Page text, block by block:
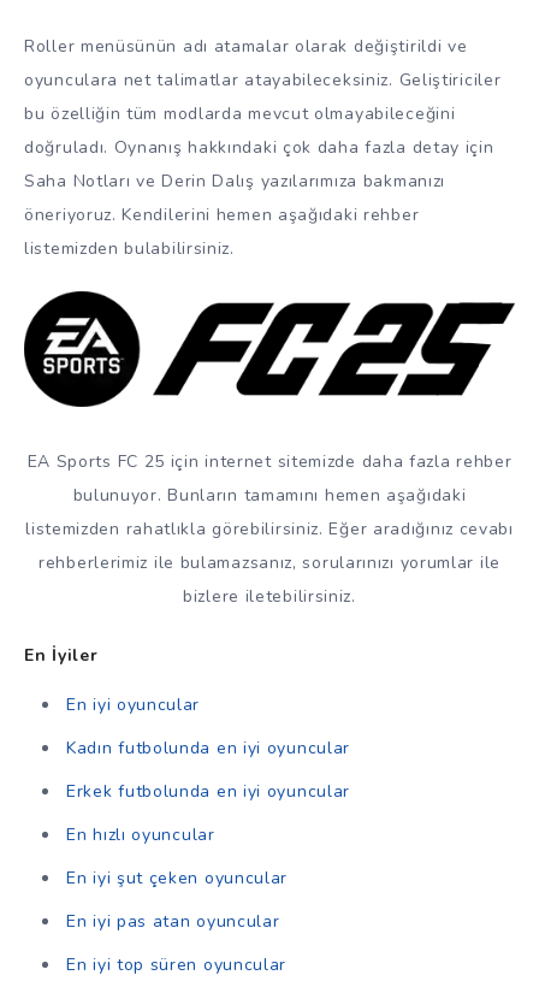
Roller menüsünün adı atamalar olarak değiştirildi ve
oyunculara net talimatlar atayabileceksiniz. Geliştiriciler
bu özelliğin tüm modlarda mevcut olmayabileceğini
doğruladı. Oynanış hakkındaki çok daha fazla detay için
Saha Notları ve Derin Dalış yazılarımıza bakmanızı
öneriyoruz. Kendilerini hemen aşağıdaki rehber
listemizden bulabilirsiniz.
EA Sports FC 25 için internet sitemizde daha fazla rehber
bulunuyor. Bunların tamamını hemen aşağıdaki
listemizden rahatlıkla görebilirsiniz. Eğer aradığınız cevabı
rehberlerimiz ile bulamazsanız, sorularınızı yorumlar ile
bizlere iletebilirsiniz.
En İyiler
En iyi oyuncular
Kadın futbolunda en iyi oyuncular
Erkek futbolunda en iyi oyuncular
En hızlı oyuncular
En iyi şut çeken oyuncular
En iyi pas atan oyuncular
En iyi top süren oyuncular